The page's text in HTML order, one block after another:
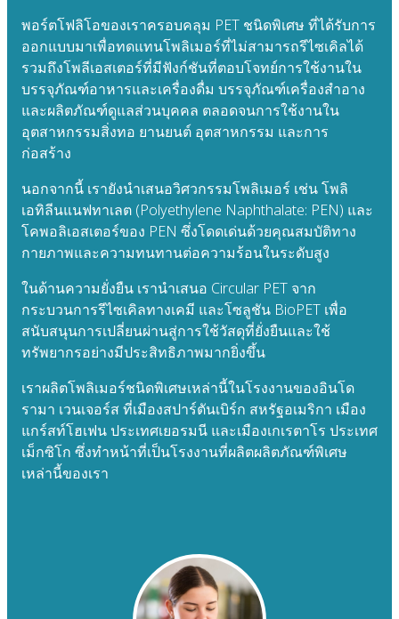
พอร์ตโฟลิโอของเราครอบคลุม PET ชนิดพิเศษ ที่ได้รับการ
ออกแบบมาเพื่อทดแทนโพลิเมอร์ที่ไม่สามารถรีไซเคิลได้
รวมถึงโพลีเอสเตอร์ที่มีฟังก์ชันที่ตอบโจทย์การใช้งานใน
บรรจุภัณฑ์อาหารและเครื่องดื่ม บรรจุภัณฑ์เครื่องสำอาง
และผลิตภัณฑ์ดูแลส่วนบุคคล ตลอดจนการใช้งานใน
อุตสาหกรรมสิ่งทอ ยานยนต์ อุตสาหกรรม และการ
ก่อสร้าง
นอกจากนี้ เรายังนำเสนอวิศวกรรมโพลิเมอร์ เช่น โพลิ
เอทิลีนแนฟทาเลต (Polyethylene Naphthalate: PEN) และ
โคพอลิเอสเตอร์ของ PEN ซึ่งโดดเด่นด้วยคุณสมบัติทาง
กายภาพและความทนทานต่อความร้อนในระดับสูง
ในด้านความยั่งยืน เรานำเสนอ Circular PET จาก
กระบวนการรีไซเคิลทางเคมี และโซลูชัน BioPET เพื่อ
สนับสนุนการเปลี่ยนผ่านสู่การใช้วัสดุที่ยั่งยืนและใช้
ทรัพยากรอย่างมีประสิทธิภาพมากยิ่งขึ้น
เราผลิตโพลิเมอร์ชนิดพิเศษเหล่านี้ในโรงงานของอินโด
รามา เวนเจอร์ส ที่เมืองสปาร์ตันเบิร์ก สหรัฐอเมริกา เมือง
แกร์สท์โฮเฟน ประเทศเยอรมนี และเมืองเกเรตาโร ประเทศ
เม็กซิโก ซึ่งทำหน้าที่เป็นโรงงานที่ผลิตผลิตภัณฑ์พิเศษ
เหล่านี้ของเรา